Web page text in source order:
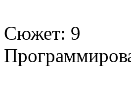
Сюжет: 9